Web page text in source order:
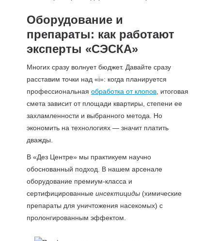
Оборудование и
препараты: как работают
эксперты «СЭСКА»
Многих сразу волнует бюджет. Давайте сразу
расставим точки над «i»: когда планируется
профессиональная обработка от клопов, итоговая
смета зависит от площади квартиры, степени ее
захламленности и выбранного метода. Но
экономить на технологиях — значит платить
дважды.
В «Дез Центре» мы практикуем научно
обоснованный подход. В нашем арсенале
оборудование премиум-класса и
сертифицированные инсектициды(химические
препараты для уничтожения насекомых) с
пролонгированным эффектом.